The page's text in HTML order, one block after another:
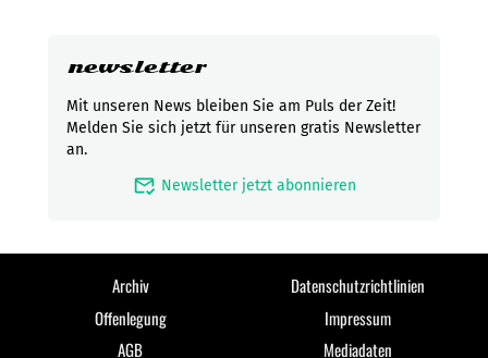
newsletter
Mit unseren News bleiben Sie am Puls der Zeit!
Melden Sie sich jetzt für unseren gratis Newsletter
an.
mark_email_read Newsletter jetzt abonnieren
Archiv
Datenschutzrichtlinien
Offenlegung
Impressum
AGB
Mediadaten